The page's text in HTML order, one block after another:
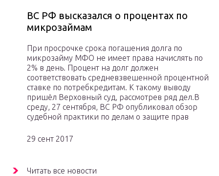
ВС РФ высказался о процентах по
микрозаймам
При просрочке срока погашения долга по
микрозайму МФО не имеет права начислять по
2% в день. Процент на долг должен
соответствовать средневзвешенной процентной
ставке по потребкредитам. К такому выводу
пришёл Верховный суд, рассмотрев ряд дел.В
среду, 27 сентября, ВС РФ опубликовал обзор
судебной практики по делам о защите прав
29 сент 2017
Читать все новости